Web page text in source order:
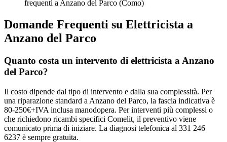
frequenti a Anzano del Parco (Como)
Domande Frequenti su Elettricista a
Anzano del Parco
Quanto costa un intervento di elettricista a Anzano
del Parco?
Il costo dipende dal tipo di intervento e dalla sua complessità. Per
una riparazione standard a Anzano del Parco, la fascia indicativa è
80-250€+IVA inclusa manodopera. Per interventi più complessi o
che richiedono ricambi specifici Comelit, il preventivo viene
comunicato prima di iniziare. La diagnosi telefonica al 331 246
6237 è sempre gratuita.